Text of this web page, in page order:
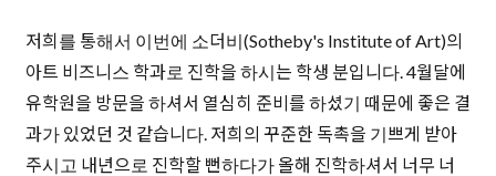
저희를 통해서 이번에 소더비(Sotheby's Institute of Art)의
아트 비즈니스 학과로 진학을 하시는 학생 분입니다. 4월달에
유학원을 방문을 하셔서 열심히 준비를 하셨기 때문에 좋은 결
과가 있었던 것 같습니다. 저희의 꾸준한 독촉을 기쁘게 받아
주시고 내년으로 진학할 뻔하다가 올해 진학하셔서 너무 너